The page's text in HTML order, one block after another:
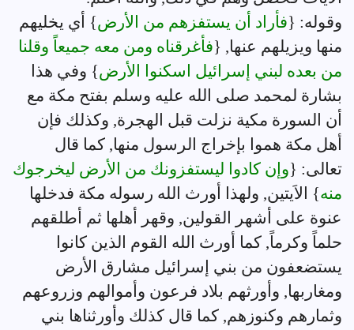
وقوله: {فأراد أن يستفزهم من الأرض} أي يخليهم
منها ويزيلهم عنها, {فأغرقناه ومن معه جميعاً وقلنا
من بعده لبني إسرائيل اسكنوا الأرض} وفي هذا
بشارة لمحمد صلى الله عليه وسلم بفتح مكة مع
أن السورة مكية نزلت قبل الهجرة, وكذلك فإن
أهل مكة هموا بإخراج الرسول منها, كما قال
تعالى: {وإن كادوا ليستفزونك من الأرض ليخرجوك
منه} الاَيتين, ولهذا أورث الله رسوله مكة فدخلها
عنوة على أشهر القولين, وقهر أهلها ثم أطلقهم
حلماً وكرماً, كما أورث الله القوم الذين كانوا
يستضعفون من بني إسرائيل مشارق الأرض
ومغاربها, وأورثهم بلاد فرعون وأموالهم وزروعهم
وثمارهم وكنوزهم, كما قال كذلك وأورثناها بني